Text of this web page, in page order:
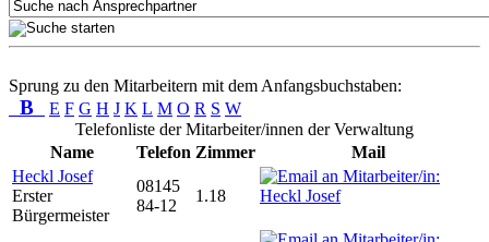
Sprung zu den Mitarbeitern mit dem Anfangsbuchstaben:
B E F G H J K L M O R S W
Telefonliste der Mitarbeiter/innen der Verwaltung
Name
Telefon Zimmer
Mail
Heckl Josef
Erster
Bürgermeister
08145
84-12
1.18